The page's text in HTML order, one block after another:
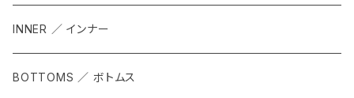
INNER ／ インナー
BOTTOMS ／ ボトムス